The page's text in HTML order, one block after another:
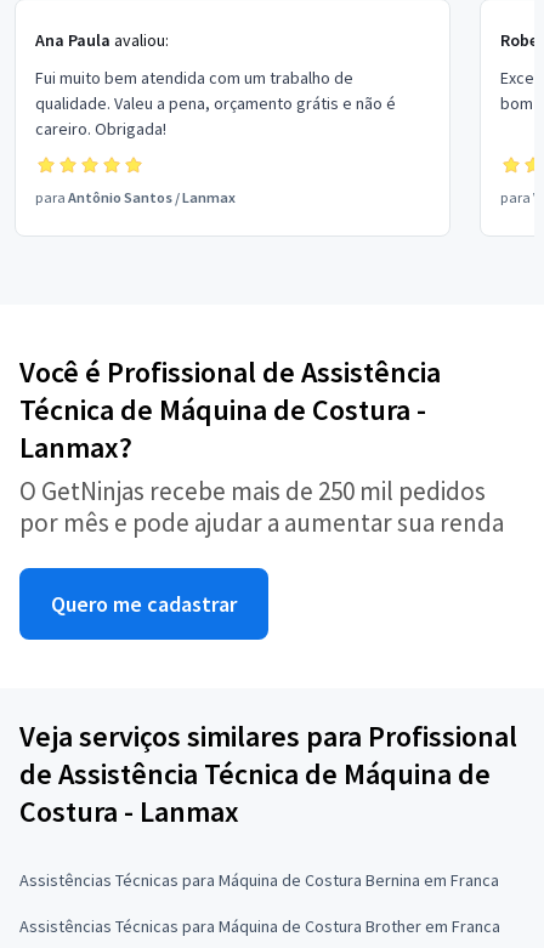
Ana Paula avaliou:
Fui muito bem atendida com um trabalho de
qualidade. Valeu a pena, orçamento grátis e não é
careiro. Obrigada!
para Antônio Santos /Lanmax
bom
para
Você é Profissional de Assistência
Técnica de Máquina de Costura -
Lanmax?
O GetNinjas recebe mais de 250 mil pedidos
por mês e pode ajudar a aumentar sua renda
Quero me cadastrar
Veja serviços similares para Profissional
de Assistência Técnica de Máquina de
Costura - Lanmax
Assistências Técnicas para Máquina de Costura Bernina em Franca
Assistências Técnicas para Máquina de Costura Brother em Franca